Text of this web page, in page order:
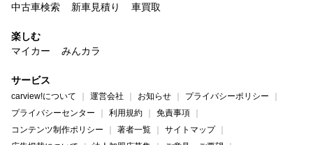
中古車検索
新車見積り 車買取
楽しむ
マイカー
みんカラ
サービス
carview!について 運営会社 お知らせ
プライバシーポリシー
プライバシーセンター
利用規約
免責事項
コンテンツ制作ポリシー
著者一覧
サイトマップ